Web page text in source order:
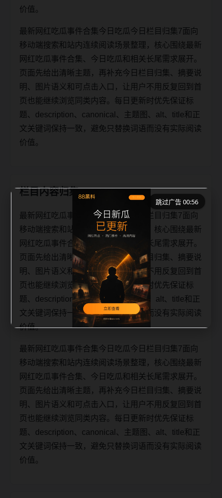
价值。
最新网红吃瓜事件合集今日吃瓜今日栏目归集7面向
移动端搜索和站内连续阅读场景整理，核心围绕最新
网红吃瓜事件合集、今日吃瓜和相关长尾需求展开。
页面先给出清晰主题，再补充今日栏目归集、摘要说
明、图片语义和可点击入口，让用户不用反复回到首
页也能继续浏览同类内容。每日更新时优先保证标
题、description、canonical、主题图、alt、title和正
文关键词保持一致，避免只替换词语而没有实际阅读
价值。
栏目内容归集
最新网红吃瓜事件合集今日吃瓜今日栏目归集7面向
移动端搜索和站内连续阅读场景整理，核心围绕最新
网红吃瓜事件合集、今日吃瓜和相关长尾需求展开。
页面先给出清晰主题，再补充今日栏目归集、摘要说
明、图片语义和可点击入口，让用户不用反复回到首
页也能继续浏览同类内容。每日更新时优先保证标
题、description、canonical、主题图、alt、title和正
文关键词保持一致，避免只替换词语而没有实际阅读
价值。
最新网红吃瓜事件合集今日吃瓜今日栏目归集7面向
移动端搜索和站内连续阅读场景整理，核心围绕最新
网红吃瓜事件合集、今日吃瓜和相关长尾需求展开。
页面先给出清晰主题，再补充今日栏目归集、摘要说
明、图片语义和可点击入口，让用户不用反复回到首
页也能继续浏览同类内容。每日更新时优先保证标
题、description、canonical、主题图、alt、title和正
文关键词保持一致，避免只替换词语而没有实际阅读
价值。
跳过广告 00:56